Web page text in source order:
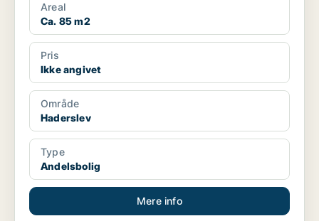
Areal
Ca. 85 m2
Pris
Ikke angivet
Område
Haderslev
Type
Andelsbolig
Mere info